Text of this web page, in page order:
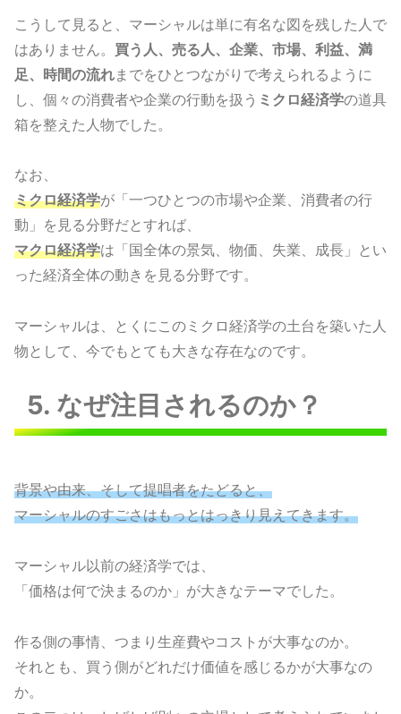
こうして見ると、マーシャルは単に有名な図を残した人で
はありません。 買う人、売る人、企業、市場、利益、満
足、時間の流れまでをひとつながりで考えられるように
し、個々の消費者や企業の行動を扱う ミクロ経済学の道具
箱を整えた人物でした。
なお、
ミクロ経済学が「一つひとつの市場や企業、消費者の行
動」を見る分野だとすれば、
マクロ経済学は「国全体の景気、物価、失業、成長」とい
った経済全体の動きを見る分野です。
マーシャルは、とくにこのミクロ経済学の土台を築いた人
物として、今でもとても大きな存在なのです。
5. なぜ注目されるのか？
背景や由来、そして提唱者をたどると、
マーシャルのすごさはもっとはっきり見えてきます。
マーシャル以前の経済学では、
「価格は何で決まるのか」が大きなテーマでした。
作る側の事情、つまり生産費やコストが大事なのか。
それとも、買う側がどれだけ価値を感じるかが大事なの
か。